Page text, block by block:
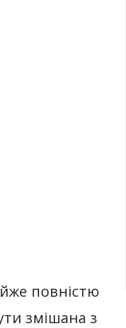
повністю
змішана з